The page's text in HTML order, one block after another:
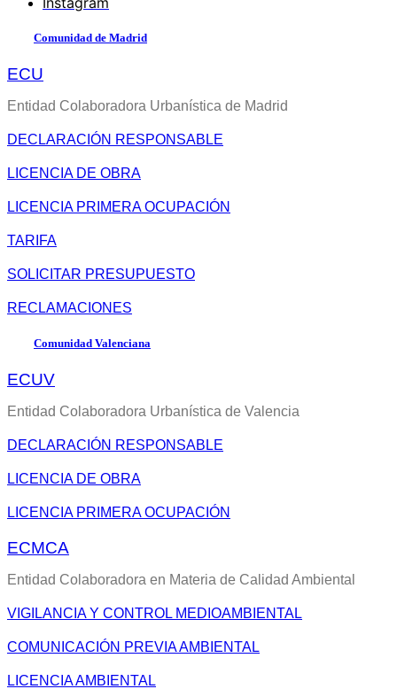
Comunidad de Madrid
ECU
Entidad Colaboradora Urbanística de Madrid
DECLARACIÓN RESPONSABLE
LICENCIA DE OBRA
LICENCIA PRIMERA OCUPACIÓN
TARIFA
SOLICITAR PRESUPUESTO
RECLAMACIONES
Comunidad Valenciana
ECUV
Entidad Colaboradora Urbanística de Valencia
DECLARACIÓN RESPONSABLE
LICENCIA DE OBRA
LICENCIA PRIMERA OCUPACIÓN
ECMCA
Entidad Colaboradora en Materia de Calidad Ambiental
VIGILANCIA Y CONTROL MEDIOAMBIENTAL
COMUNICACIÓN PREVIA AMBIENTAL
LICENCIA AMBIENTAL